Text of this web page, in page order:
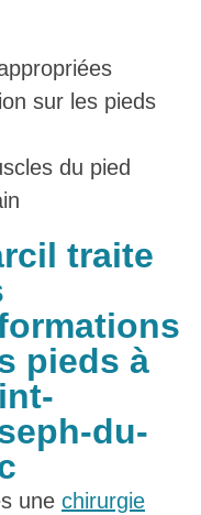
sur les pieds
du pied
traite
pieds à
du-
une chirurgie